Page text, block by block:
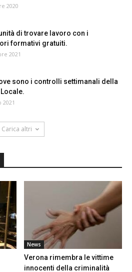
2020
di trovare lavoro con i
formativi gratuiti.
2021
sono i controlli settimanali della
2021
Carica altri
News
Verona rimembra le vittime
innocenti della criminalità